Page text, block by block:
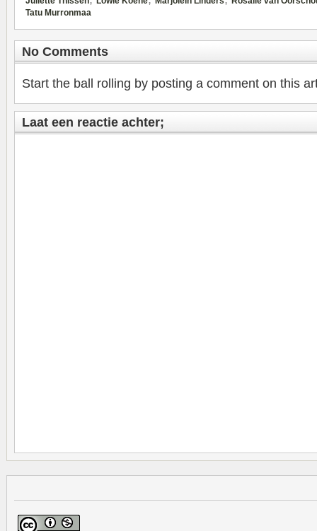
Tatu Murronmaa
No Comments
Start the ball rolling by posting a comment on this
Laat een reactie achter;